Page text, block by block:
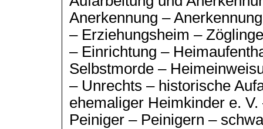
Anerkennung –
– Erziehungsheim –
– Einrichtung –
Selbstmorde –
– Unrechts – historische
ehemaliger Heimkinder e.
Peiniger – Peinigern –